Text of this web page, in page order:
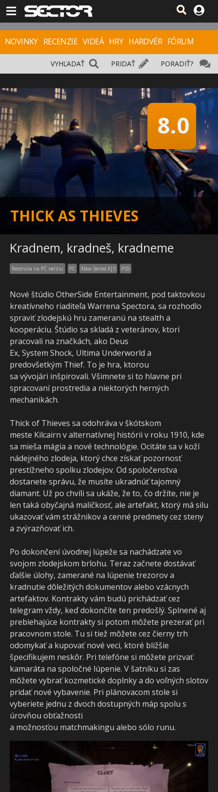
NOVINKY RECENZIE VIDEÁ HRY HARDVÉR FÓRUM
PORADIŤ?
PRIDAŤ
VYHĽADAŤ
THICK AS THIEVES
8.0
Kradnem, kradneš, kradneme
Recenzia na PC verziu PC Xbox Series X|S PS5
Nové štúdio OtherSide Entertainment, pod taktovkou
kreatívneho riaditeľa Warrena Spectora, sa rozhodlo
spraviť zlodejskú hru zameranú na stealth a
kooperáciu. Štúdio sa skladá z veteránov, ktorí
pracovali na značkách, ako Deus
Ex, System Shock, Ultima Underworld a
predovšetkým Thief. To je hra, ktorou
sa vývojári inšpirovali. Všimnete si to hlavne pri
spracovaní prostredia a niektorých herných
mechanikách.
Thick of Thieves sa odohráva v škótskom
meste Kilcairn v alternatívnej histórii v roku 1910, kde
sa mieša mágia a nové technológie. Ocitáte sa v koží
nádejného zlodeja, ktorý chce získať pozornosť
prestížneho spolku zlodejov. Od spoločenstva
dostanete správu, že musíte ukradnúť tajomný
diamant. Už po chvíli sa ukáže, že to, čo držíte, nie je
len taká obyčajná maličkosť, ale artefakt, ktorý má silu
ukazovať vám strážnikov a cenné predmety cez steny
a zvýrazňovať ich.
Po dokončení úvodnej lúpeže sa nachádzate vo
svojom zlodejskom brlohu. Teraz začnete dostávať
ďalšie úlohy, zamerané na lúpenie trezorov a
kradnutie dôležitých dokumentov alebo vzácnych
artefaktov. Kontrakty vám budú prichádzať cez
telegram vždy, keď dokončíte ten predošlý. Splnené aj
prebiehajúce kontrakty si potom môžete prezerať pri
pracovnom stole. Tu si tiež môžete cez čierny trh
odomykať a kupovať nové veci, ktoré bližšie
špecifikujem neskôr. Pri telefóne si môžete prizvať
kamaráta na spoločné lúpenie. V šatníku si zas
môžete vybrať kozmetické doplnky a do voľných slotov
pridať nové vybavenie. Pri plánovacom stole si
vyberiete jednu z dvoch dostupných máp spolu s
úrovňou obťažnosti
a možnosťou matchmakingu alebo sólo runu.